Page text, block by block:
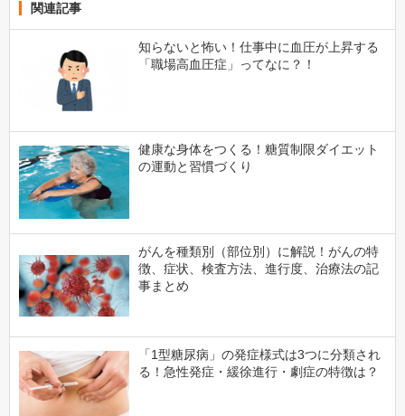
関連記事
知らないと怖い！仕事中に血圧が上昇する
「職場高血圧症」ってなに？！
健康な身体をつくる！糖質制限ダイエット
の運動と習慣づくり
がんを種類別（部位別）に解説！がんの特
徴、症状、検査方法、進行度、治療法の記
事まとめ
「1型糖尿病」の発症様式は3つに分類され
る！急性発症・緩徐進行・劇症の特徴は？